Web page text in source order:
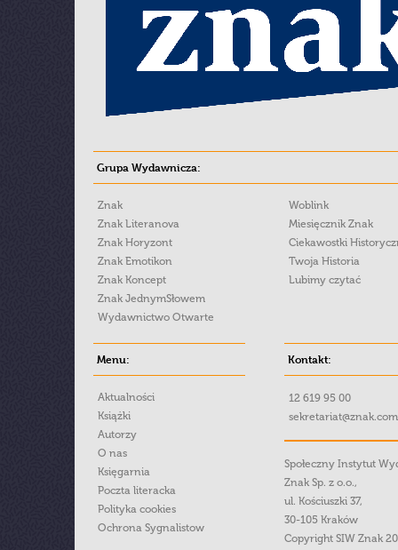
Grupa Wydawnicza:
Znak
Znak Literanova
Znak Horyzont
Znak Emotikon
Znak Koncept
Znak JednymSłowem
Wydawnictwo Otwarte
Woblink
Miesięcznik Znak
Ciekawostki
Twoja Historia
Lubimy czytać
Menu:
Aktualności
Książki
Autorzy
O nas
Księgarnia
Poczta literacka
Polityka cookies
Ochrona Sygnalistow
Kontakt:
12 619 95 00
Społeczny Instytut
Znak Sp. z o.o.,
ul. Kościuszki 37,
30-105 Kraków
Copyright SIW Znak